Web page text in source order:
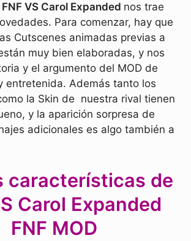
FNF VS Carol Expanded nos trae
Para comenzar, hay que
Cutscenes animadas previas a
muy bien elaboradas, y nos
y el argumento del MOD de
entretenida. Además tanto los
la Skin de nuestra rival tienen
y la aparición sorpresa de
adicionales es algo también a
características de
Carol Expanded
FNF MOD